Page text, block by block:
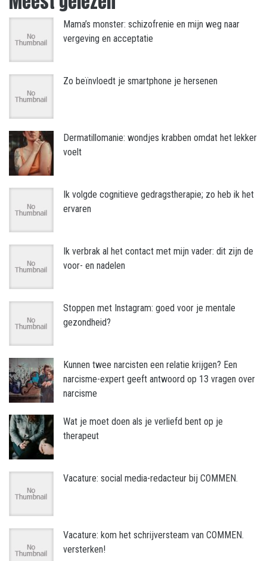
Mama’s monster: schizofrenie en mijn weg naar
vergeving en acceptatie
Zo beïnvloedt je smartphone je hersenen
Dermatillomanie: wondjes krabben omdat het lekker
voelt
Ik volgde cognitieve gedragstherapie; zo heb ik het
ervaren
Ik verbrak al het contact met mijn vader: dit zijn de
voor- en nadelen
Stoppen met Instagram: goed voor je mentale
gezondheid?
Kunnen twee narcisten een relatie krijgen? Een
narcisme-expert geeft antwoord op 13 vragen over
narcisme
Wat je moet doen als je verliefd bent op je
therapeut
Vacature: social media-redacteur bij COMMEN.
Vacature: kom het schrijversteam van COMMEN.
versterken!